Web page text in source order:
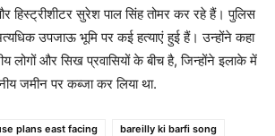
हिस्ट्रीशीटर सुरेश पाल सिंह तोमर कर रहे हैं। पुलिस
उपजाऊ भूमि पर कई हत्याएं हुई हैं। उन्होंने कहा
लोगों और सिख प्रवासियों के बीच है, जिन्होंने इलाके में
जमीन पर कब्जा कर लिया था.
plans east facing
bareilly ki barfi song